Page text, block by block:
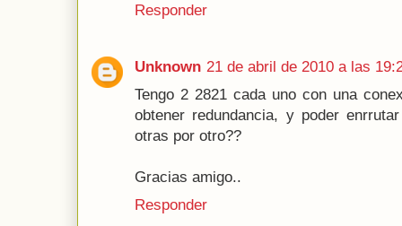
Responder
Unknown 21 de abril de 2010 a las
Tengo 2 2821 cada uno con una
obtener redundancia, y poder
otras por otro??
Gracias amigo..
Responder